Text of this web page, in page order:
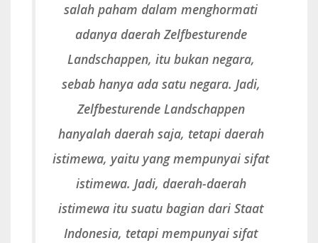
salah paham dalam menghormati
adanya daerah Zelfbesturende
Landschappen, itu bukan negara,
sebab hanya ada satu negara. Jadi,
Zelfbesturende Landschappen
hanyalah daerah saja, tetapi daerah
istimewa, yaitu yang mempunyai sifat
istimewa. Jadi, daerah-daerah
istimewa itu suatu bagian dari Staat
Indonesia, tetapi mempunyai sifat